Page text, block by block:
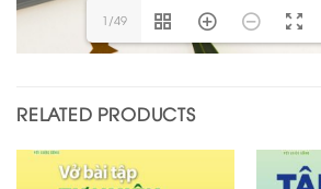
1/49
RELATED PRODUCTS